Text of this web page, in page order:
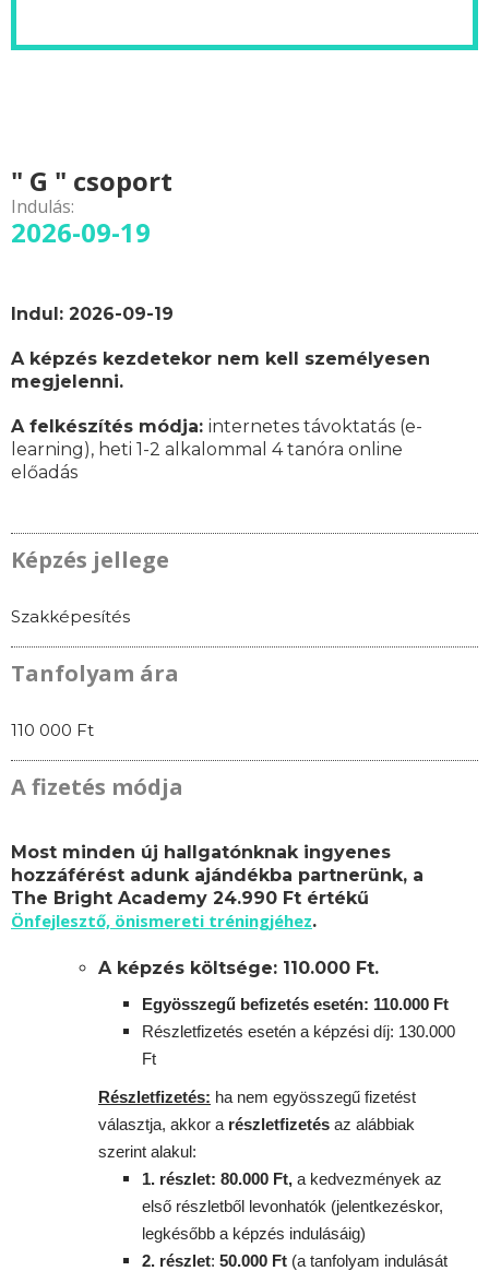
" G " csoport
Indulás:
2026-09-19
Indul: 2026-09-19
A képzés kezdetekor nem kell személyesen
megjelenni.
A felkészítés módja: internetes távoktatás (e-
learning), heti 1-2 alkalommal 4 tanóra online
előadás
Képzés jellege
Szakképesítés
Tanfolyam ára
110 000 Ft
A fizetés módja
Most minden új hallgatónknak ingyenes
hozzáférést adunk ajándékba partnerünk, a
The Bright Academy 24.990 Ft értékű
Önfejlesztő, önismereti tréningjéhez.
A képzés költsége: 110.000 Ft.
Egyösszegű befizetés esetén: 110.000 Ft
Részletfizetés esetén a képzési díj: 130.000
Ft
Részletfizetés: ha nem egyösszegű fizetést
választja, akkor a részletfizetés az alábbiak
szerint alakul:
1. részlet: 80.000 Ft, a kedvezmények az
első részletből levonhatók (jelentkezéskor,
legkésőbb a képzés indulásáig)
2. részlet: 50.000 Ft (a tanfolyam indulását